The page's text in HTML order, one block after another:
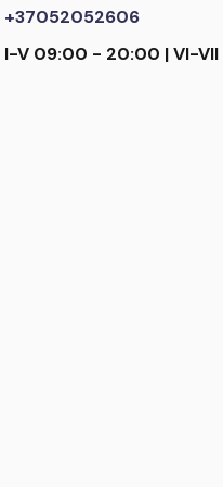
+37052052606
I-V 09:00 - 20:00 | VI-VII